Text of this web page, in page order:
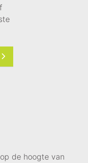
de hoogte van